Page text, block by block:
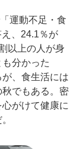
運動不足・食
、24.1％が
以上の人が身
分かった
、食生活には
でもある。密
がけて健康に